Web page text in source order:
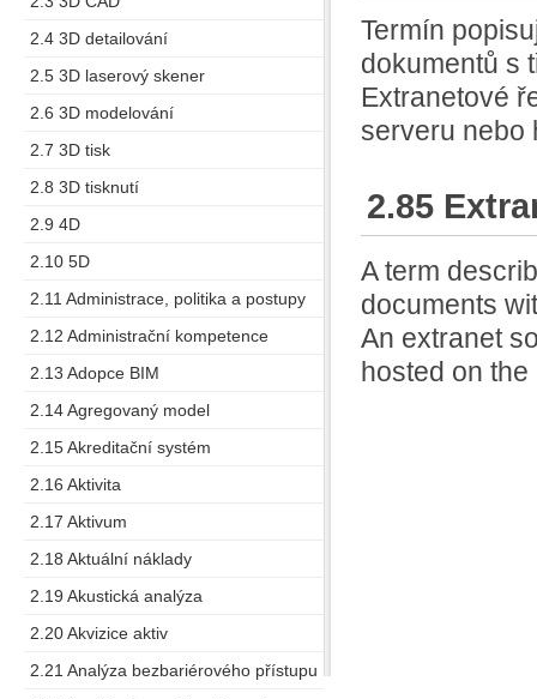
2.4 3D detailování
2.5 3D laserový skener
2.6 3D modelování
2.7 3D tisk
2.8 3D tisknutí
2.9 4D
2.10 5D
2.11 Administrace, politika a postupy
2.12 Administrační kompetence
2.13 Adopce BIM
2.14 Agregovaný model
2.15 Akreditační systém
2.16 Aktivita
2.17 Aktivum
2.18 Aktuální náklady
2.19 Akustická analýza
2.20 Akvizice aktiv
2.21 Analýza bezbariérového přístupu
Termín
dokumentů s
Extranetové
serveru nebo
2.85
A term
documents
An extranet
hosted on